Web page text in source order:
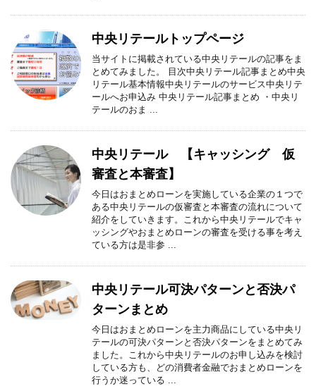
中央リテールトップページ
当サイトに掲載されている中央リテールの記事をま
とめてみました。 目次中央リテール記事まとめ中央
リテール基本情報中央リテールのサービス中央リテ
ールへお申込み 中央リテール記事まとめ ・中央リ
テールのおま ...
中央リテール 【キャッシング 仮
審査と本審査】
今日はおまとめローンを実施している企業の１つで
ある中央リテールの仮審査と本審査の流れについて
紹介をしていきます。これから中央リテールでキャ
ッシングやおまとめローンの審査を受ける事を考え
ている方は是非参 ...
中央リテール可決パターンと否決パ
ターンまとめ
今日はおまとめローンを主力商品にしている中央リ
テールの可決パターンと否決パターンをまとめてみ
ました。これから中央リテールのお申し込みを検討
している方も、どの消費者金融でおまとめローンを
行うか迷っている ...